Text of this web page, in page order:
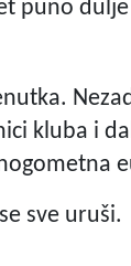
puno
kluba i
sve uruši.